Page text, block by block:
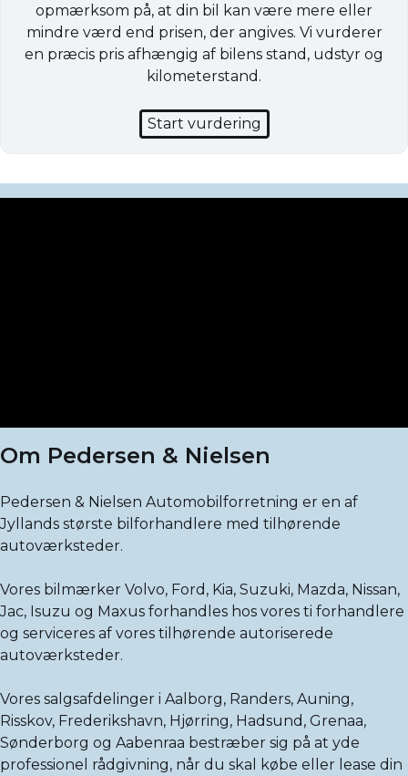
opmærksom på, at din bil kan være mere eller
mindre værd end prisen, der angives. Vi vurderer
en præcis pris afhængig af bilens stand, udstyr og
kilometerstand.
Start vurdering
Om Pedersen & Nielsen
Pedersen & Nielsen Automobilforretning er en af
Jyllands største bilforhandlere med tilhørende
autoværksteder.
Vores bilmærker Volvo, Ford, Kia, Suzuki, Mazda, Nissan,
Jac, Isuzu og Maxus forhandles hos vores ti forhandlere
og serviceres af vores tilhørende autoriserede
autoværksteder.
Vores salgsafdelinger i Aalborg, Randers, Auning,
Risskov, Frederikshavn, Hjørring, Hadsund, Grenaa,
Sønderborg og Aabenraa bestræber sig på at yde
professionel rådgivning, når du skal købe eller lease din